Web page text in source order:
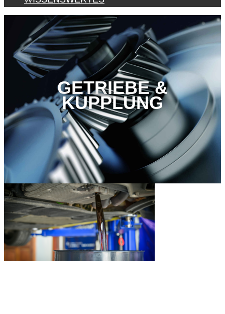
GETRIEBE &
KUPPLUNG